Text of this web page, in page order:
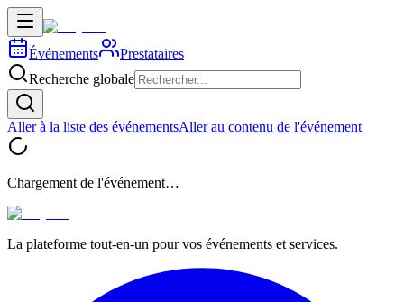
Événements
Prestataires
Recherche globale
Aller à la liste des événementsAller au contenu de l'événement
Chargement de l'événement…
La plateforme tout-en-un pour vos événements et services.